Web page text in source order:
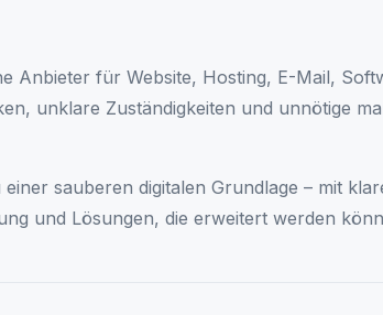
Anbieter für Website, Hosting, E-Mail,
unklare Zuständigkeiten und unnötige
sauberen digitalen Grundlage – mit
und Lösungen, die erweitert werden